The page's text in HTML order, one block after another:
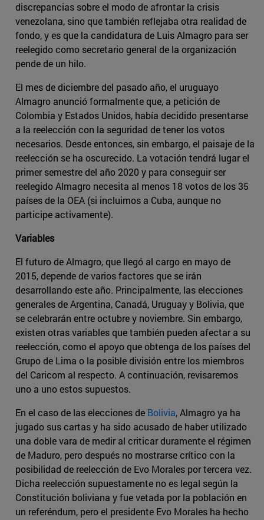
discrepancias sobre el modo de afrontar la crisis
venezolana, sino que también reflejaba otra realidad de
fondo, y es que la candidatura de Luis Almagro para ser
reelegido como secretario general de la organización
pende de un hilo.
El mes de diciembre del pasado año, el uruguayo
Almagro anunció formalmente que, a petición de
Colombia y Estados Unidos, había decidido presentarse
a la reelección con la seguridad de tener los votos
necesarios. Desde entonces, sin embargo, el paisaje de la
reelección se ha oscurecido. La votación tendrá lugar el
primer semestre del año 2020 y para conseguir ser
reelegido Almagro necesita al menos 18 votos de los 35
países de la OEA (si incluimos a Cuba, aunque no
participe activamente).
Variables
El futuro de Almagro, que llegó al cargo en mayo de
2015, depende de varios factores que se irán
desarrollando este año. Principalmente, las elecciones
generales de Argentina, Canadá, Uruguay y Bolivia, que
se celebrarán entre octubre y noviembre. Sin embargo,
existen otras variables que también pueden afectar a su
reelección, como el apoyo que obtenga de los países del
Grupo de Lima o la posible división entre los miembros
del Caricom al respecto. A continuación, revisaremos
uno a uno estos supuestos.
En el caso de las elecciones de Bolivia, Almagro ya ha
jugado sus cartas y ha sido acusado de haber utilizado
una doble vara de medir al criticar duramente el régimen
de Maduro, pero después no mostrarse crítico con la
posibilidad de reelección de Evo Morales por tercera vez.
Dicha reelección supuestamente no es legal según la
Constitución boliviana y fue vetada por la población en
un referéndum, pero el presidente Evo Morales ha hecho